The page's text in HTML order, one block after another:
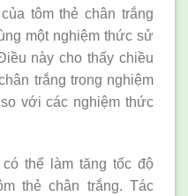
tôm thẻ chân trắng
một nghiệm thức sử
này cho thấy chiều
trắng trong nghiệm
với các nghiệm thức
thể làm tăng tốc độ
thẻ chân trắng. Tác